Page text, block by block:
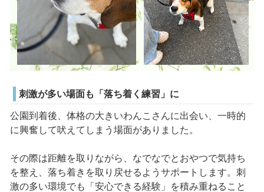
刺激が多い場面も「落ち着く練習」に
公園到着後、体格の大きいわんこさんに出会い、一時的
に興奮して吠えてしまう場面がありました。
その際は距離を取りながら、なでなでとおやつで気持ち
を整え、落ち着きを取り戻せるようサポートします。刺
激の多い環境でも「安心できる経験」を積み重ねること